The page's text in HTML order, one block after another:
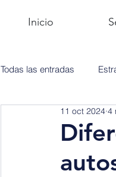
Inicio
Todas las entradas
Mantenimiento11 oct 2024 4